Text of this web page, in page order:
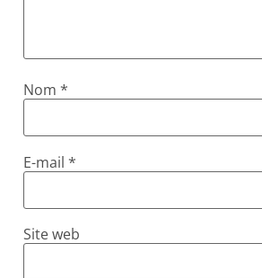
Nom *
E-mail *
Site web